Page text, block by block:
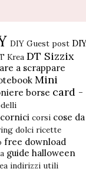
DIY Guest post
Krea DT Sizzix
a scrappare
Mini
borse card -
cornici corsi cose da
dolci ricette
free download
guide halloween
indirizzi utili